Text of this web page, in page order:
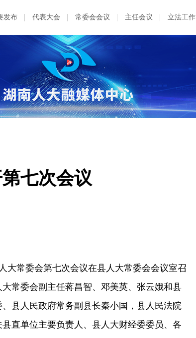
发布 代表大会 常委会会议 主任会议 立法工作
七次会议
常委会第七次会议在县人大常委会会议室召
常委会副主任蒋昌智、邓美英、张云娥和县
县人民政府常务副县长秦小国，县人民法院
直单位主要负责人、县人大财经委委员、各